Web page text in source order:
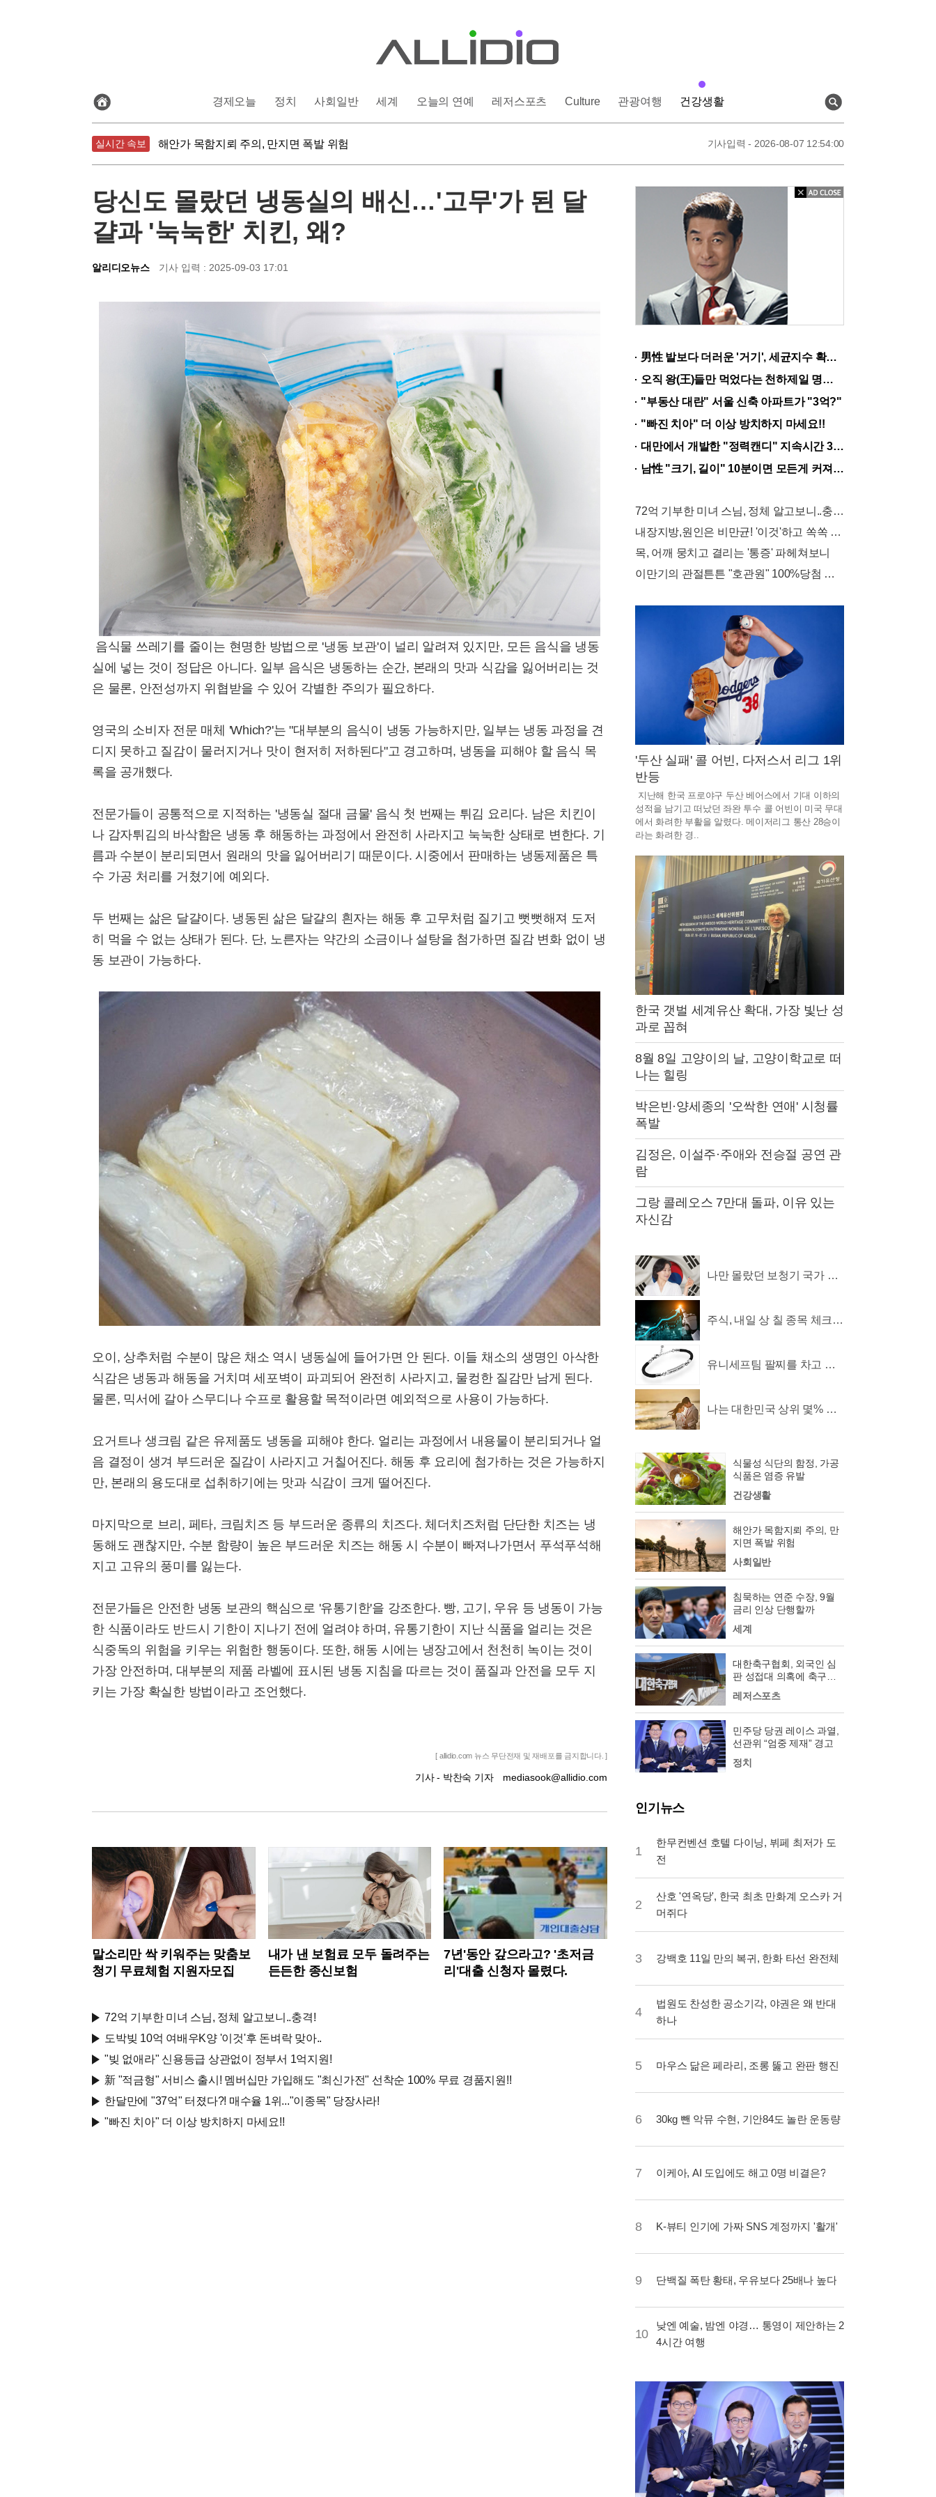
검
색
전
체
보
기
경제오늘 정치 사회일반 세계 오늘의 연예 레저스포츠 Culture 관광여행 건강생활
실시간 속보 해안가 목함지뢰 주의, 만지면 폭발 위험 기사입력 - 2026-08-07 12:54:00
당신도 몰랐던 냉동실의 배신…'고무'가 된 달
걀과 '눅눅한' 치킨, 왜?
알리디오뉴스 기사 입력 : 2025-09-03 17:01
음식물 쓰레기를 줄이는 현명한 방법으로 '냉동 보관'이 널리 알려져 있지만, 모든 음식을 냉동
실에 넣는 것이 정답은 아니다. 일부 음식은 냉동하는 순간, 본래의 맛과 식감을 잃어버리는 것
은 물론, 안전성까지 위협받을 수 있어 각별한 주의가 필요하다.
영국의 소비자 전문 매체 'Which?'는 "대부분의 음식이 냉동 가능하지만, 일부는 냉동 과정을 견
디지 못하고 질감이 물러지거나 맛이 현저히 저하된다"고 경고하며, 냉동을 피해야 할 음식 목
록을 공개했다.
전문가들이 공통적으로 지적하는 '냉동실 절대 금물' 음식 첫 번째는 튀김 요리다. 남은 치킨이
나 감자튀김의 바삭함은 냉동 후 해동하는 과정에서 완전히 사라지고 눅눅한 상태로 변한다. 기
름과 수분이 분리되면서 원래의 맛을 잃어버리기 때문이다. 시중에서 판매하는 냉동제품은 특
수 가공 처리를 거쳤기에 예외다.
두 번째는 삶은 달걀이다. 냉동된 삶은 달걀의 흰자는 해동 후 고무처럼 질기고 뻣뻣해져 도저
히 먹을 수 없는 상태가 된다. 단, 노른자는 약간의 소금이나 설탕을 첨가하면 질감 변화 없이 냉
동 보관이 가능하다.
오이, 상추처럼 수분이 많은 채소 역시 냉동실에 들어가면 안 된다. 이들 채소의 생명인 아삭한
식감은 냉동과 해동을 거치며 세포벽이 파괴되어 완전히 사라지고, 물컹한 질감만 남게 된다.
물론, 믹서에 갈아 스무디나 수프로 활용할 목적이라면 예외적으로 사용이 가능하다.
요거트나 생크림 같은 유제품도 냉동을 피해야 한다. 얼리는 과정에서 내용물이 분리되거나 얼
음 결정이 생겨 부드러운 질감이 사라지고 거칠어진다. 해동 후 요리에 첨가하는 것은 가능하지
만, 본래의 용도대로 섭취하기에는 맛과 식감이 크게 떨어진다.
마지막으로 브리, 페타, 크림치즈 등 부드러운 종류의 치즈다. 체더치즈처럼 단단한 치즈는 냉
동해도 괜찮지만, 수분 함량이 높은 부드러운 치즈는 해동 시 수분이 빠져나가면서 푸석푸석해
지고 고유의 풍미를 잃는다.
전문가들은 안전한 냉동 보관의 핵심으로 '유통기한'을 강조한다. 빵, 고기, 우유 등 냉동이 가능
한 식품이라도 반드시 기한이 지나기 전에 얼려야 하며, 유통기한이 지난 식품을 얼리는 것은
식중독의 위험을 키우는 위험한 행동이다. 또한, 해동 시에는 냉장고에서 천천히 녹이는 것이
가장 안전하며, 대부분의 제품 라벨에 표시된 냉동 지침을 따르는 것이 품질과 안전을 모두 지
키는 가장 확실한 방법이라고 조언했다.
[ allidio.com 뉴스 무단전재 및 재배포를 금지합니다. ]
기사 - 박찬숙 기자 mediasook@allidio.com
말소리만 싹 키워주는 맞춤보
청기 무료체험 지원자모집
내가 낸 보험료 모두 돌려주는
든든한 종신보험
7년'동안 갚으라고? '초저금
리'대출 신청자 몰렸다.
72억 기부한 미녀 스님, 정체 알고보니..충격!
도박빚 10억 여배우K양 '이것'후 돈벼락 맞아..
"빚 없애라" 신용등급 상관없이 정부서 1억지원!
新 "적금형" 서비스 출시! 멤버십만 가입해도 "최신가전" 선착순 100% 무료 경품지원!!
한달만에 "37억" 터졌다?! 매수율 1위..."이종목" 당장사라!
"빠진 치아" 더 이상 방치하지 마세요!!
중
,
1
0
0
억
대
수
익
낸
업
체
의
실
충
최
냉
철
고
지
인
지
로
온
국
의
랑
받
는
배
김
주
가
男性 발보다 더러운 '거기', 세균지수 확인해보니..충격!
오직 왕(王)들만 먹었다는 천하제일 명약 "침향" 싹쓰리 완판!! 왜 난리났나 봤더니..경악!
"부동산 대란" 서울 신축 아파트가 "3억?"
"빠진 치아" 더 이상 방치하지 마세요!!
대만에서 개발한 "정력캔디" 지속시간 3일! 충격!
남性 "크기, 길이" 10분이면 모든게 커져..화제!
72억 기부한 미녀 스님, 정체 알고보니..충격!
내장지방,원인은 비만균! '이것'하고 쏙쏙 빠져…
목, 어깨 뭉치고 결리는 '통증' 파헤쳐보니
이만기의 관절튼튼 "호관원" 100%당첨 혜택 난리나!!
'두산 실패' 콜 어빈, 다저스서 리그 1위
반등
지난해 한국 프로야구 두산 베어스에서 기대 이하의
성적을 남기고 떠났던 좌완 투수 콜 어빈이 미국 무대
에서 화려한 부활을 알렸다. 메이저리그 통산 28승이
라는 화려한 경..
한국 갯벌 세계유산 확대, 가장 빛난 성
과로 꼽혀
8월 8일 고양이의 날, 고양이학교로 떠
나는 힐링
박은빈·양세종의 '오싹한 연애' 시청률
폭발
김정은, 이설주·주애와 전승절 공연 관
람
그랑 콜레오스 7만대 돌파, 이유 있는
자신감
나만 몰랐던 보청기 국가 지
주식, 내일 상 칠 종목 체크..
유니세프팀 팔찌를 차고 어
나는 대한민국 상위 몇% 상
식물성 식단의 함정, 가공
식품은 염증 유발
건강생활
해안가 목함지뢰 주의, 만
지면 폭발 위험
사회일반
침묵하는 연준 수장, 9월
금리 인상 단행할까
세계
대한축구협회, 외국인 심
판 성접대 의혹에 축구팬
레저스포츠
민주당 당권 레이스 과열,
선관위 “엄중 제재” 경고
정치
인기뉴스
1
한무컨벤션 호텔 다이닝, 뷔페 최저가 도
전
2
산호 '연옥당', 한국 최초 만화계 오스카 거
머쥐다
3 강백호 11일 만의 복귀, 한화 타선 완전체
4
법원도 찬성한 공소기각, 야권은 왜 반대
하나
5 마우스 닮은 페라리, 조롱 뚫고 완판 행진
6 30kg 뺀 악뮤 수현, 기안84도 놀란 운동량
7 이케아, AI 도입에도 해고 0명 비결은?
8 K-뷰티 인기에 가짜 SNS 계정까지 '활개'
9 단백질 폭탄 황태, 우유보다 25배나 높다
10
낮엔 예술, 밤엔 야경… 통영이 제안하는 2
4시간 여행